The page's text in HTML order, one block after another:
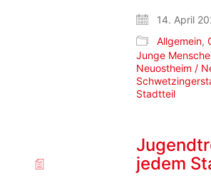
14. April
Allgemein,
Junge
Neuostheim /
Stadtteil
jedem